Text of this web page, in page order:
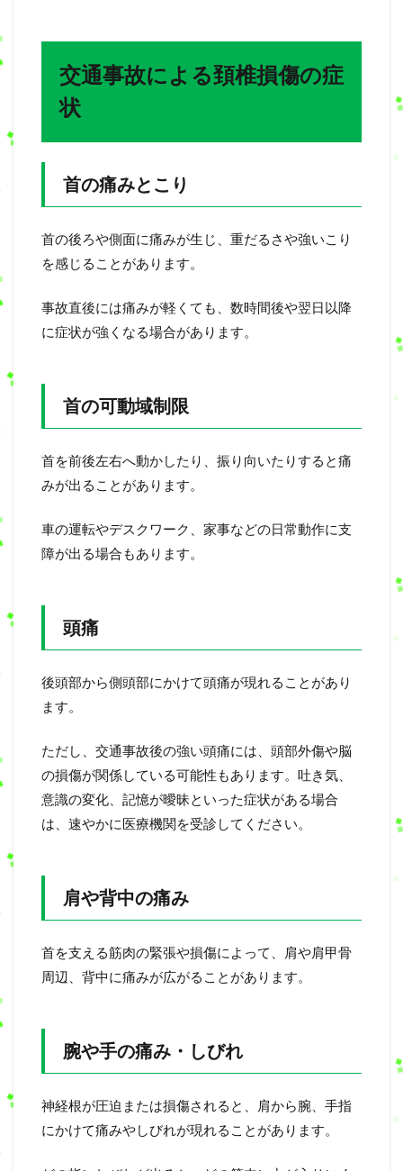
交通事故による頚椎損傷の症
状
首の痛みとこり
首の後ろや側面に痛みが生じ、重だるさや強いこり
を感じることがあります。
事故直後には痛みが軽くても、数時間後や翌日以降
に症状が強くなる場合があります。
首の可動域制限
首を前後左右へ動かしたり、振り向いたりすると痛
みが出ることがあります。
車の運転やデスクワーク、家事などの日常動作に支
障が出る場合もあります。
頭痛
後頭部から側頭部にかけて頭痛が現れることがあり
ます。
ただし、交通事故後の強い頭痛には、頭部外傷や脳
の損傷が関係している可能性もあります。吐き気、
意識の変化、記憶が曖昧といった症状がある場合
は、速やかに医療機関を受診してください。
肩や背中の痛み
首を支える筋肉の緊張や損傷によって、肩や肩甲骨
周辺、背中に痛みが広がることがあります。
腕や手の痛み・しびれ
神経根が圧迫または損傷されると、肩から腕、手指
にかけて痛みやしびれが現れることがあります。